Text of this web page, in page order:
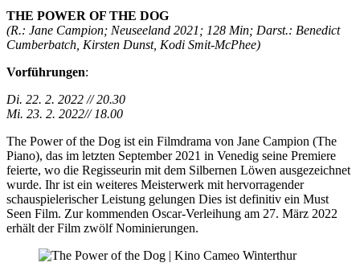
THE POWER OF THE DOG
(R.: Jane Campion; Neuseeland 2021; 128 Min; Darst.: Benedict
Cumberbatch, Kirsten Dunst, Kodi Smit-McPhee)
Vorführungen:
Di. 22. 2. 2022 // 20.30
Mi. 23. 2. 2022// 18.00
The Power of the Dog ist ein Filmdrama von Jane Campion (The
Piano), das im letzten September 2021 in Venedig seine Premiere
feierte, wo die Regisseurin mit dem Silbernen Löwen ausgezeichnet
wurde. Ihr ist ein weiteres Meisterwerk mit hervorragender
schauspielerischer Leistung gelungen Dies ist definitiv ein Must
Seen Film. Zur kommenden Oscar-Verleihung am 27. März 2022
erhält der Film zwölf Nominierungen.